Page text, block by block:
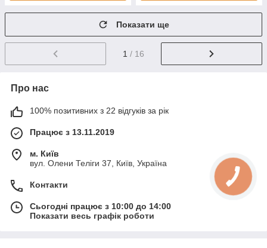
Показати ще
1 / 16
Про нас
100% позитивних з 22 відгуків за рік
Працює з 13.11.2019
м. Київ
вул. Олени Теліги 37, Київ, Україна
Контакти
Сьогодні працює з 10:00 до 14:00
Показати весь графік роботи